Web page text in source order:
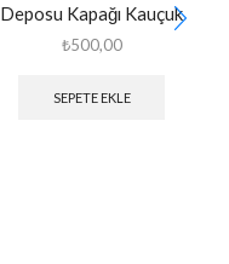
Deposu Kapağı Kauçuk
₺500,00
SEPETE EKLE